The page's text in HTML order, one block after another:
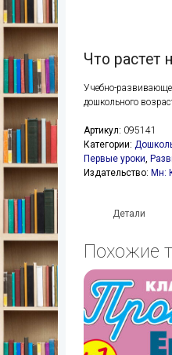
Что растет
Учебно-
дошкольного
Артикул: 095141
Категории:
Первые уроки,
Издательство: Мн:
Детали
Похожие